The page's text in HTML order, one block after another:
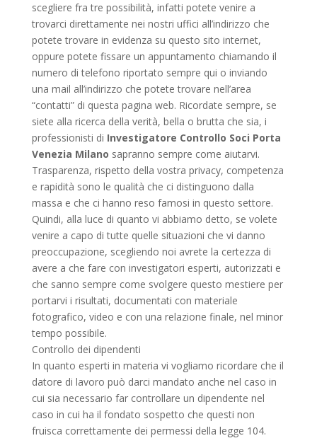
scegliere fra tre possibilità, infatti potete venire a
trovarci direttamente nei nostri uffici all’indirizzo che
potete trovare in evidenza su questo sito internet,
oppure potete fissare un appuntamento chiamando il
numero di telefono riportato sempre qui o inviando
una mail all’indirizzo che potete trovare nell’area
“contatti” di questa pagina web. Ricordate sempre, se
siete alla ricerca della verità, bella o brutta che sia, i
professionisti di Investigatore Controllo Soci Porta
Venezia Milano sapranno sempre come aiutarvi.
Trasparenza, rispetto della vostra privacy, competenza
e rapidità sono le qualità che ci distinguono dalla
massa e che ci hanno reso famosi in questo settore.
Quindi, alla luce di quanto vi abbiamo detto, se volete
venire a capo di tutte quelle situazioni che vi danno
preoccupazione, scegliendo noi avrete la certezza di
avere a che fare con investigatori esperti, autorizzati e
che sanno sempre come svolgere questo mestiere per
portarvi i risultati, documentati con materiale
fotografico, video e con una relazione finale, nel minor
tempo possibile.
Controllo dei dipendenti
In quanto esperti in materia vi vogliamo ricordare che il
datore di lavoro può darci mandato anche nel caso in
cui sia necessario far controllare un dipendente nel
caso in cui ha il fondato sospetto che questi non
fruisca correttamente dei permessi della legge 104.